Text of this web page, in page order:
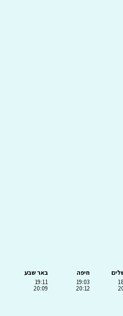
חיפה
19:03
20:12
באר שבע
19:11
20:09